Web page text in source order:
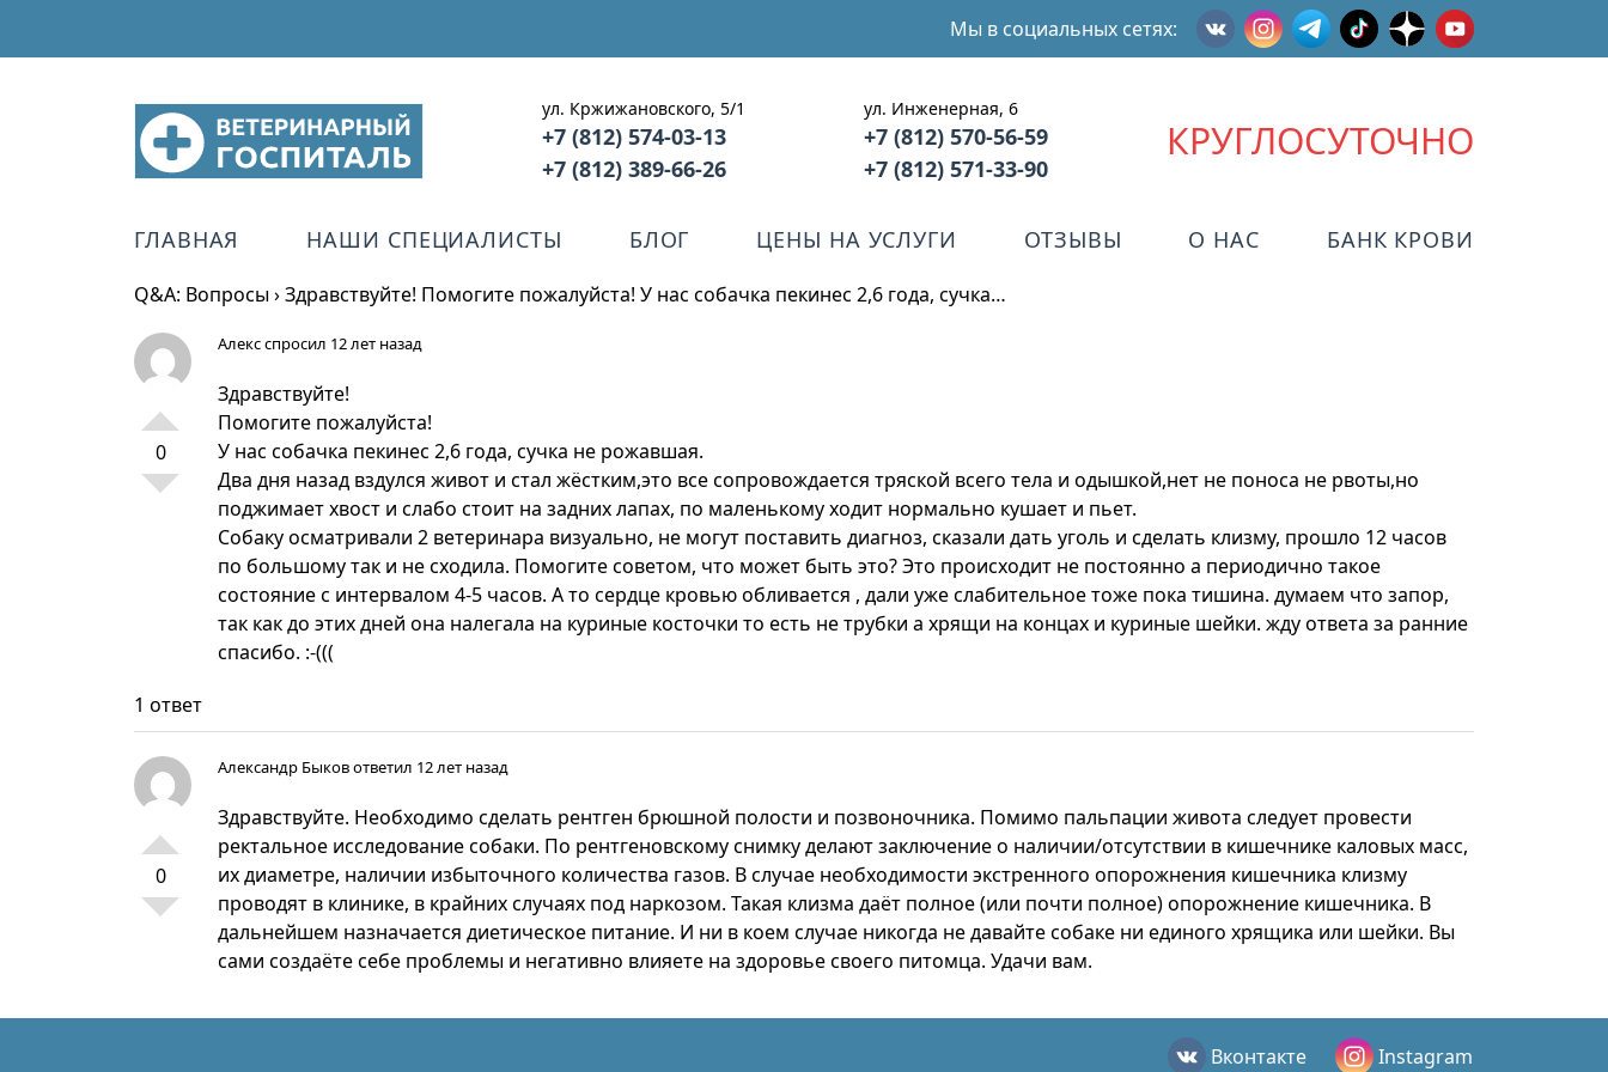
Мы в социальных сетях:
ул. Кржижановского, 5/1
+7 (812) 574-03-13
+7 (812) 389-66-26
ул. Инженерная, 6
+7 (812) 570-56-59
+7 (812) 571-33-90
КРУГЛОСУТОЧНО
ГЛАВНАЯ НАШИ СПЕЦИАЛИСТЫ БЛОГ ЦЕНЫ НА УСЛУГИ ОТЗЫВЫ О НАС БАНК КРОВИ
Q&A: Вопросы›Здравствуйте! Помогите пожалуйста! У нас собачка пекинес 2,6 года, сучка…
0
Алексспросил 12 лет назад
Здравствуйте!
Помогите пожалуйста!
У нас собачка пекинес 2,6 года, сучка не рожавшая.
Два дня назад вздулся живот и стал жёстким,это все сопровождается тряской всего тела и одышкой,нет не поноса не рвоты,но
поджимает хвост и слабо стоит на задних лапах, по маленькому ходит нормально кушает и пьет.
Собаку осматривали 2 ветеринара визуально, не могут поставить диагноз, сказали дать уголь и сделать клизму, прошло 12 часов
по большому так и не сходила. Помогите советом, что может быть это? Это происходит не постоянно а периодично такое
состояние с интервалом 4-5 часов. А то сердце кровью обливается , дали уже слабительное тоже пока тишина. думаем что запор,
так как до этих дней она налегала на куриные косточки то есть не трубки а хрящи на концах и куриные шейки. жду ответа за ранние
спасибо. :-(((
1 ответ
0
Александр Быковответил 12 лет назад
Здравствуйте. Необходимо сделать рентген брюшной полости и позвоночника. Помимо пальпации живота следует провести
ректальное исследование собаки. По рентгеновскому снимку делают заключение о наличии/отсутствии в кишечнике каловых масс,
их диаметре, наличии избыточного количества газов. В случае необходимости экстренного опорожнения кишечника клизму
проводят в клинике, в крайних случаях под наркозом. Такая клизма даёт полное (или почти полное) опорожнение кишечника. В
дальнейшем назначается диетическое питание. И ни в коем случае никогда не давайте собаке ни единого хрящика или шейки. Вы
сами создаёте себе проблемы и негативно влияете на здоровье своего питомца. Удачи вам.
Вконтакте Instagram